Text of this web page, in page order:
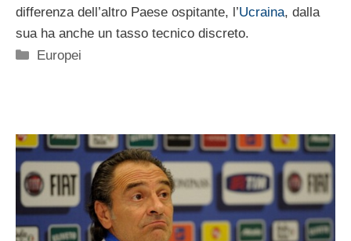
differenza dell’altro Paese ospitante, l’Ucraina, dalla
sua ha anche un tasso tecnico discreto.
Categorie
Europei